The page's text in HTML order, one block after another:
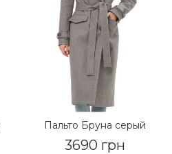
Пальто Бруна серый
3690 грн